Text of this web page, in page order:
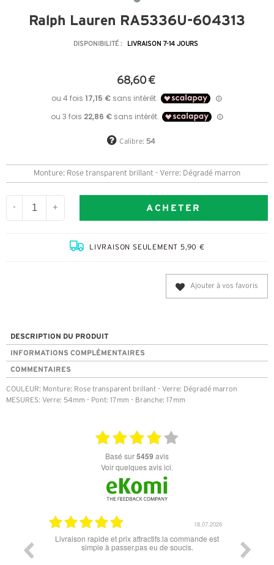
Ralph Lauren RA5336U-604313
DISPONIBILITÉ : LIVRAISON 7-14 JOURS
68,60 €
Calibre: 54
Monture: Rose transparent brillant - Verre: Dégradé marron
- + ACHETER
LIVRAISON SEULEMENT 5,90 €
Ajouter à vos favoris
DESCRIPTION DU PRODUIT
INFORMATIONS COMPLÉMENTAIRES
COMMENTAIRES
COULEUR: Monture: Rose transparent brillant - Verre: Dégradé marron
MESURES: Verre: 54mm - Pont: 17mm - Branche: 17mm
basé sur5459 avis
Voir quelques avis ici.
06.07.2026
Super lunette merci pour les lunettes pour l'éclipse